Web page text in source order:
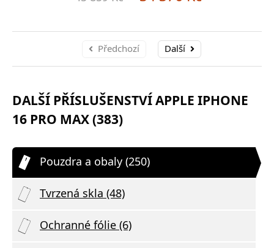
Předchozí Další
DALŠÍ PŘÍSLUŠENSTVÍ APPLE IPHONE
16 PRO MAX (383)
Pouzdra a obaly (250)
Tvrzená skla (48)
Ochranné fólie (6)